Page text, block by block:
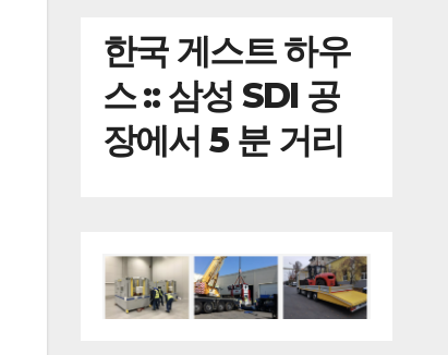
한국 게스트 하우
스 :: 삼성 SDI 공
장에서 5 분 거리